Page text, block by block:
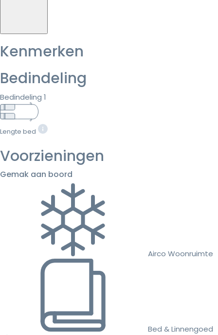
Kenmerken
Bedindeling
Bedindeling 1
Lengte bed
Voorzieningen
Gemak aan boord
Airco Woonruimte
Bed & Linnengoed